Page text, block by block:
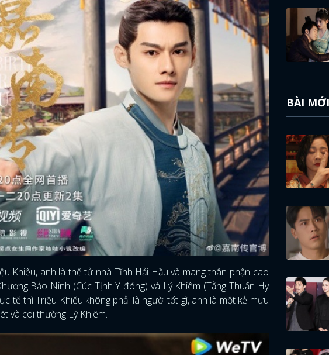
Khiếu, anh là thế tử nhà Tĩnh Hải Hầu và mang thân phận cao
Bảo Ninh (Cúc Tịnh Y đóng) và Lý Khiêm (Tằng Thuấn Hy
tế thì Triệu Khiếu không phải là người tốt gì, anh là một kẻ mưu
và coi thường Lý Khiêm.
BÀI